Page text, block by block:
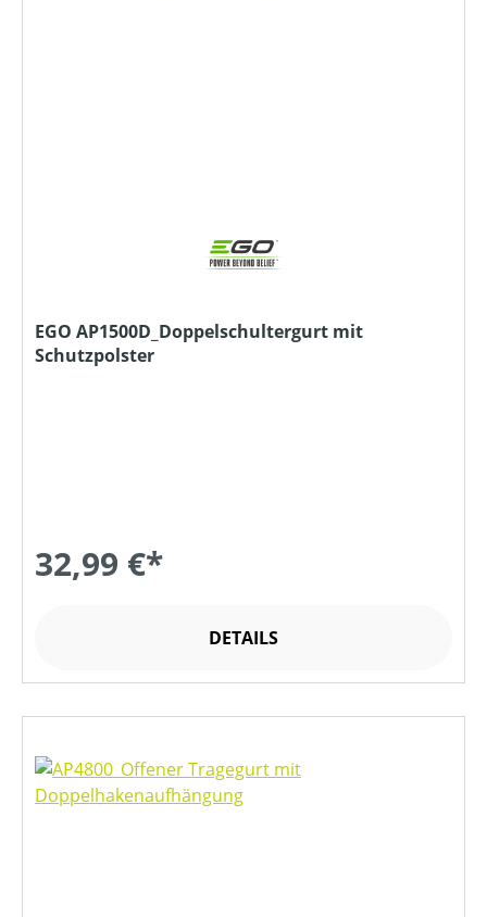
EGO AP1500D_Doppelschultergurt mit
Schutzpolster
32,99 €*
DETAILS